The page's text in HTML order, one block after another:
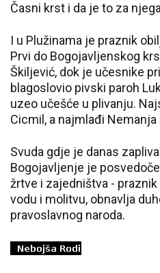
Časni krst i da je to za
I u Plužinama je praznik
Prvi do Bogojavljenskog
Škiljević, dok je učesnike
blagoslovio pivski paroh
uzeo učešće u plivanju.
Cicmil, a najmlađi Nemanja
Svuda gdje je danas
Bogojavljenje je
žrtve i zajedništva -
vodu i molitvu, obnavlja
pravoslavnog naroda.